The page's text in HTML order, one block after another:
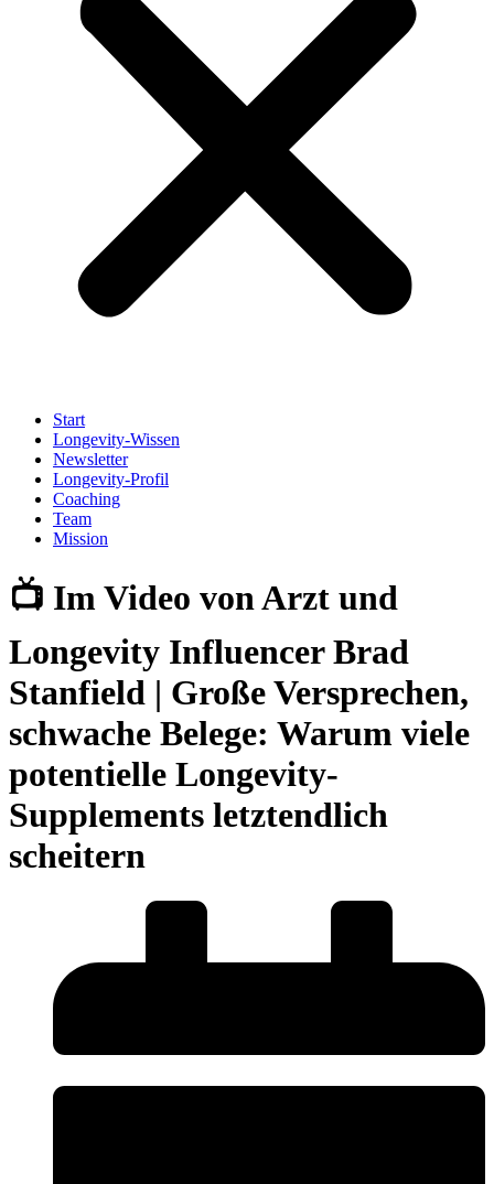
Start
Longevity-Wissen
Newsletter
Longevity-Profil
Coaching
Team
Mission
📺 Im Video von Arzt und
Longevity Influencer Brad
Stanfield | Große Versprechen,
schwache Belege: Warum viele
potentielle Longevity-
Supplements letztendlich
scheitern